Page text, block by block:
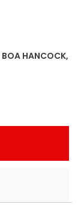
BOA HANCOCK,